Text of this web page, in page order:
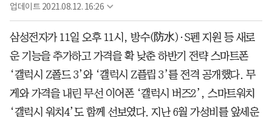
업데이트 2021.08.12. 16:26
삼성전자가 11일 오후 11시, 방수(防水)·S펜 지원 등 새로
운 기능을 추가하고 가격을 확 낮춘 하반기 전략 스마트폰
‘갤럭시 Z폴드 3’와 ‘갤럭시 Z플립 3’를 전격 공개했다. 무
게와 가격을 내린 무선 이어폰 ‘갤럭시 버즈2’, 스마트워치
‘갤럭시 워치4’도 함께 선보였다. 지난 6월 가성비를 앞세운